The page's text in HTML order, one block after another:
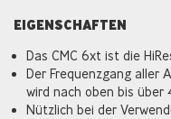
EIGENSCHAFTEN
Das CMC 6xt ist die
Der Frequenzgang aller
wird nach oben bis über
Nützlich bei der